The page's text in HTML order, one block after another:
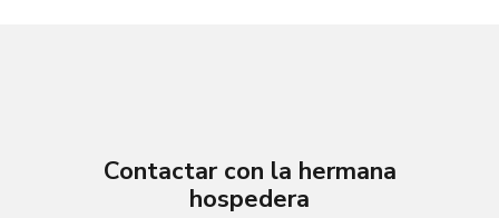
Contactar con la hermana
hospedera